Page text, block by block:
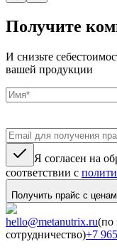
Получите
И снизьте
вашей продукции
Я согласен на
соответствии с
Получить прайс с
hello@metanutrix.ru(по
сотрудничество)+7